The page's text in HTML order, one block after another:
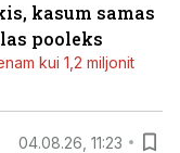
kasum samas
pooleks
kui 1,2 miljonit
04.08.26, 11:23